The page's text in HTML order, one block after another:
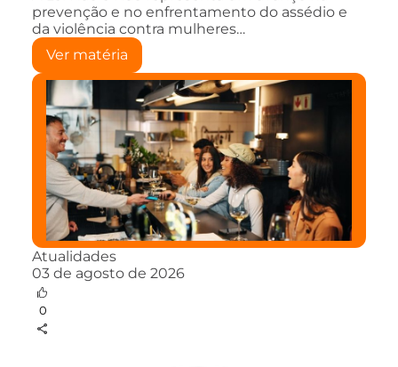
prevenção e no enfrentamento do assédio e
da violência contra mulheres…
Ver matéria
Atualidades
03 de agosto de 2026
0